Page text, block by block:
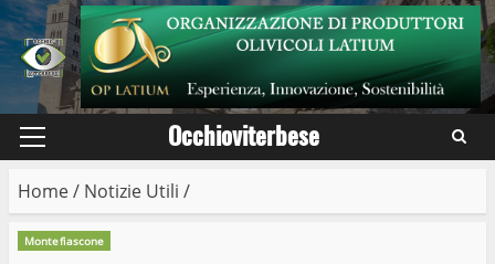
Skip
to
content
Primary
Occhioviterbese
Home/ Notizie Utili /
Montefiascone